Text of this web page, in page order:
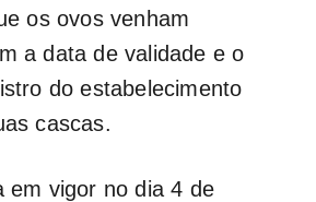
os ovos venham
a data de validade e o
do estabelecimento
cascas.
em vigor no dia 4 de